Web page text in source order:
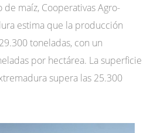
maíz, Cooperativas Agro-
estima que la producción
toneladas, con un
por hectárea. La superficie
supera las 25.300